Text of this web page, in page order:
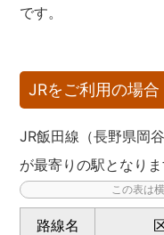
です。
JRをご利用の場合
JR飯田線（長野県岡
が最寄りの駅となりま
路線名